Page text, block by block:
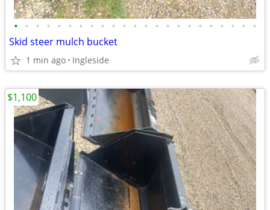
• • • • • • • • • • • • • • • • • • • • • • •
Skid steer mulch bucket
1 min ago Ingleside
$1,100